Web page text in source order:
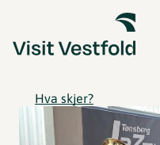
Hva skjer?